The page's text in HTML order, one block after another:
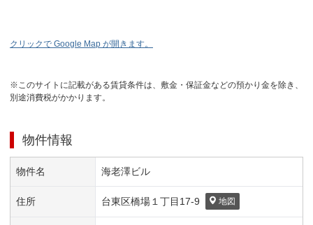
クリックで Google Map が開きます。
※このサイトに記載がある賃貸条件は、敷金・保証金などの預かり金を除き、
別途消費税がかかります。
物件情報
物件名 海老澤ビル
住所 台東区橋場１丁目 17-9 地図